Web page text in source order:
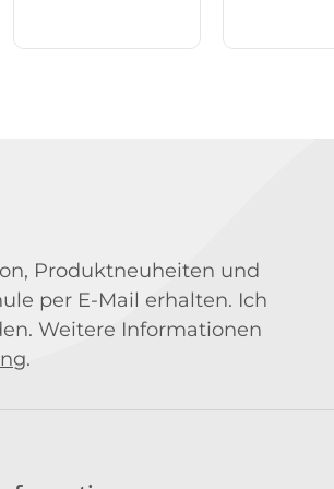
Produktneuheiten und
per E-Mail erhalten. Ich
Weitere Informationen
.